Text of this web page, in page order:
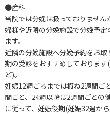
●産科
当院では分娩は扱っておりませ
婦様や近隣の分娩施設で分娩予
ます。
近隣の分娩施設へ分娩予約をお
期の受診をおすすめしておりま
ど)。
妊娠12週ごろまでは概ね2週間ご
間ごと、24週以降は2週間ごとの
に従って、妊娠後期(妊娠32週か